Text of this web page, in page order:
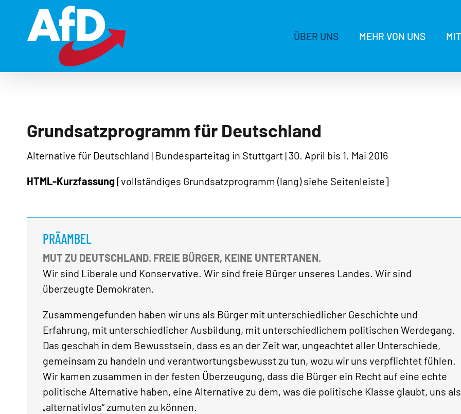
springen
ÜBER UNS MEHR VON UNS
Grundsatzprogramm für Deutschland
Alternative für Deutschland | Bundesparteitag in Stuttgart | 30. April bis 1. Mai 2016
HTML-Kurzfassung[vollständiges Grundsatzprogramm (lang) siehe Seitenleiste]
PRÄAMBEL
MUT ZU DEUTSCHLAND. FREIE BÜRGER, KEINE UNTERTANEN.
Wir sind Liberale und Konservative. Wir sind freie Bürger unseres Landes. Wir sind
überzeugte Demokraten.
Zusammengefunden haben wir uns als Bürger mit unterschiedlicher Geschichte und
Erfahrung, mit unterschiedlicher Ausbildung, mit unterschiedlichem politischen Werdegang.
Das geschah in dem Bewusstsein, dass es an der Zeit war, ungeachtet aller Unterschiede,
gemeinsam zu handeln und verantwortungsbewusst zu tun, wozu wir uns verpflichtet fühlen.
Wir kamen zusammen in der festen Überzeugung, dass die Bürger ein Recht auf eine echte
politische Alternative haben, eine Alternative zu dem, was die politische Klasse glaubt, uns als
„alternativlos“ zumuten zu können.